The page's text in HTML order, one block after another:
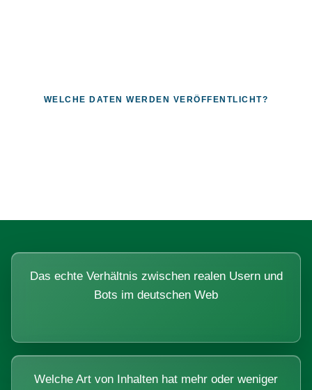
WELCHE DATEN WERDEN VERÖFFENTLICHT?
Das echte Verhältnis zwischen realen Usern und
Bots im deutschen Web
Welche Art von Inhalten hat mehr oder weniger